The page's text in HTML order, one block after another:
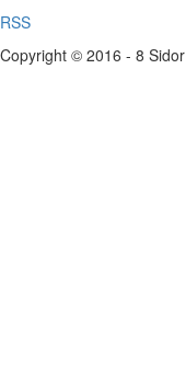
RSS
Copyright © 2016 - 8 Sidor